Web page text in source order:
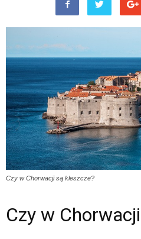
Czy w Chorwacji są kleszcze?
Czy w